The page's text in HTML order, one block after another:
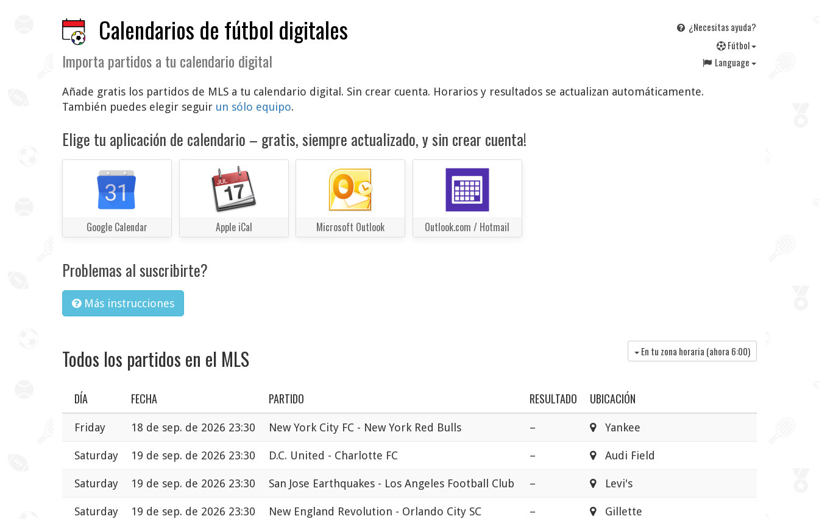
Calendarios de fútbol digitales
Importa partidos a tu calendario digital
¿Necesitas ayuda?
Fútbol
Language
Añade gratis los partidos de MLS a tu calendario digital. Sin crear cuenta. Horarios y resultados se actualizan automáticamente.
También puedes elegir seguir un sólo equipo.
Elige tu aplicación de calendario – gratis, siempre actualizado, y sin crear cuenta!
Google Calendar Apple iCal Microsoft Outlook Outlook.com / Hotmail
Problemas al suscribirte?
Más instrucciones
Todos los partidos en el MLS En tu zona horaria (ahora 6:00)
DÍA FECHA PARTIDO RESULTADO UBICACIÓN
Friday 18 de sep. de 2026 23:30 New York City FC - New York Red Bulls – Yankee
Saturday 19 de sep. de 2026 23:30 D.C. United - Charlotte FC – Audi Field
Saturday 19 de sep. de 2026 23:30 San Jose Earthquakes - Los Angeles Football Club – Levi's
Saturday 19 de sep. de 2026 23:30 New England Revolution - Orlando City SC – Gillette